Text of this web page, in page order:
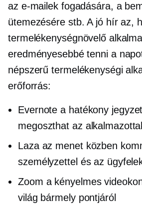
az e-mailek fogadására, a
ütemezésére stb. A jó hír az,
termelékenységnövelő
eredményesebbé tenni a
népszerű termelékenységi
erőforrás:
Evernote a hatékony
megoszthat az
Laza az menet közben
személyzettel és az
Zoom a kényelmes
világ bármely pontjáról